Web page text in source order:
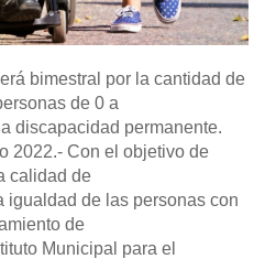
bimestral por la cantidad de
de 0 a
discapacidad permanente.
2022.- Con el objetivo de
calidad de
igualdad de las personas con
de
Municipal para el